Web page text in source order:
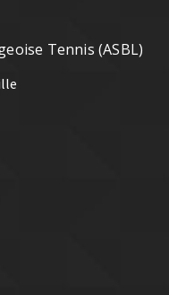
Tennis (ASBL)